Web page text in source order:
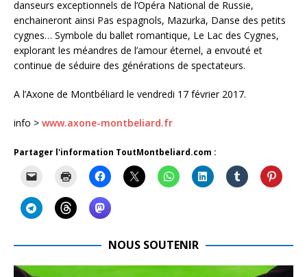
danseurs exceptionnels de l’Opéra National de Russie,
enchaineront ainsi Pas espagnols, Mazurka, Danse des petits
cygnes… Symbole du ballet romantique, Le Lac des Cygnes,
explorant les méandres de l’amour éternel, a envouté et
continue de séduire des générations de spectateurs.
A l’Axone de Montbéliard le vendredi 17 février 2017.
info > www.axone-montbeliard.fr
Partager l'information ToutMontbeliard.com :
NOUS SOUTENIR